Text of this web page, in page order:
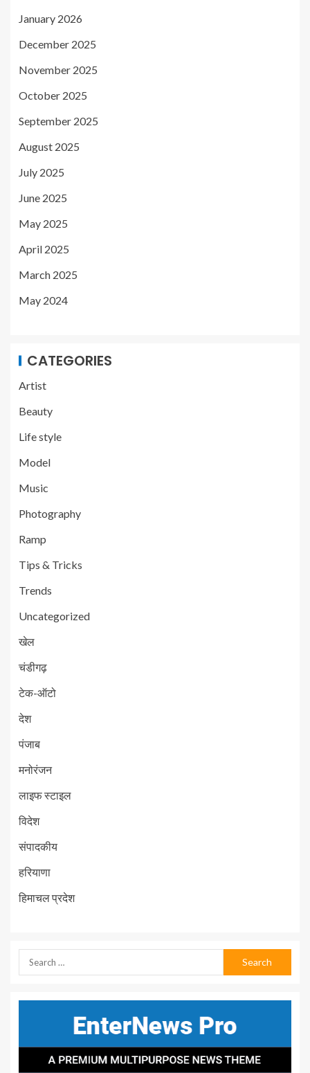
January 2026
December 2025
November 2025
October 2025
September 2025
August 2025
July 2025
June 2025
May 2025
April 2025
March 2025
May 2024
CATEGORIES
Artist
Beauty
Life style
Model
Music
Photography
Ramp
Tips & Tricks
Trends
Uncategorized
खेल
चंडीगढ़
टेक-ऑटो
देश
पंजाब
मनोरंजन
लाइफ स्टाइल
विदेश
संपादकीय
हरियाणा
हिमाचल प्रदेश